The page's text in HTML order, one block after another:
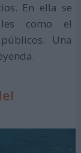
En ella se
como el
Una